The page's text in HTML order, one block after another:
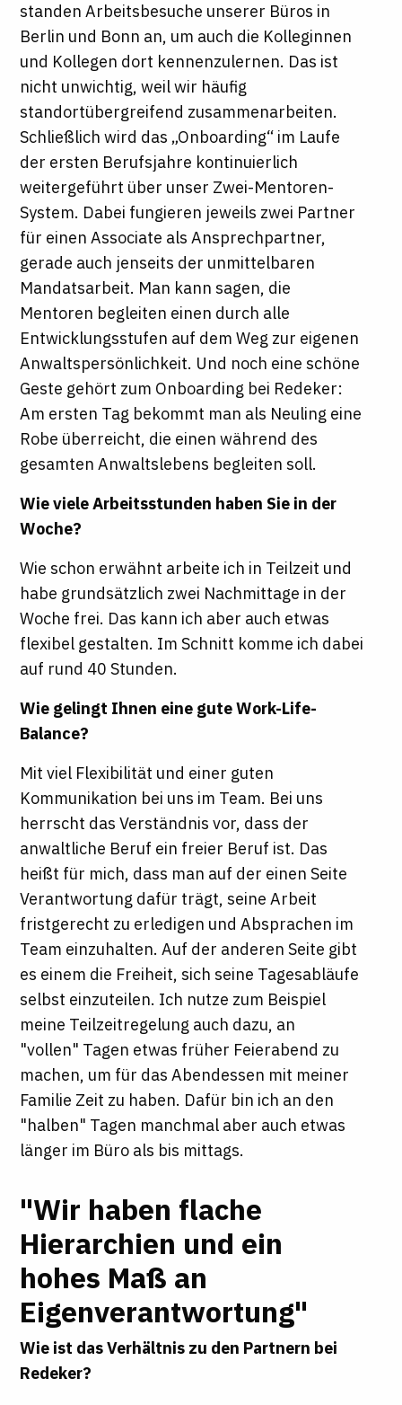
standen Arbeitsbesuche unserer Büros in
Berlin und Bonn an, um auch die Kolleginnen
und Kollegen dort kennenzulernen. Das ist
nicht unwichtig, weil wir häufig
standortübergreifend zusammenarbeiten.
Schließlich wird das „Onboarding“ im Laufe
der ersten Berufsjahre kontinuierlich
weitergeführt über unser Zwei-Mentoren-
System. Dabei fungieren jeweils zwei Partner
für einen Associate als Ansprechpartner,
gerade auch jenseits der unmittelbaren
Mandatsarbeit. Man kann sagen, die
Mentoren begleiten einen durch alle
Entwicklungsstufen auf dem Weg zur eigenen
Anwaltspersönlichkeit. Und noch eine schöne
Geste gehört zum Onboarding bei Redeker:
Am ersten Tag bekommt man als Neuling eine
Robe überreicht, die einen während des
gesamten Anwaltslebens begleiten soll.
Wie viele Arbeitsstunden haben Sie in der
Woche?
Wie schon erwähnt arbeite ich in Teilzeit und
habe grundsätzlich zwei Nachmittage in der
Woche frei. Das kann ich aber auch etwas
flexibel gestalten. Im Schnitt komme ich dabei
auf rund 40 Stunden.
Wie gelingt Ihnen eine gute Work-Life-
Balance?
Mit viel Flexibilität und einer guten
Kommunikation bei uns im Team. Bei uns
herrscht das Verständnis vor, dass der
anwaltliche Beruf ein freier Beruf ist. Das
heißt für mich, dass man auf der einen Seite
Verantwortung dafür trägt, seine Arbeit
fristgerecht zu erledigen und Absprachen im
Team einzuhalten. Auf der anderen Seite gibt
es einem die Freiheit, sich seine Tagesabläufe
selbst einzuteilen. Ich nutze zum Beispiel
meine Teilzeitregelung auch dazu, an
"vollen" Tagen etwas früher Feierabend zu
machen, um für das Abendessen mit meiner
Familie Zeit zu haben. Dafür bin ich an den
"halben" Tagen manchmal aber auch etwas
länger im Büro als bis mittags.
"Wir haben flache
Hierarchien und ein
hohes Maß an
Eigenverantwortung"
Wie ist das Verhältnis zu den Partnern bei
Redeker?